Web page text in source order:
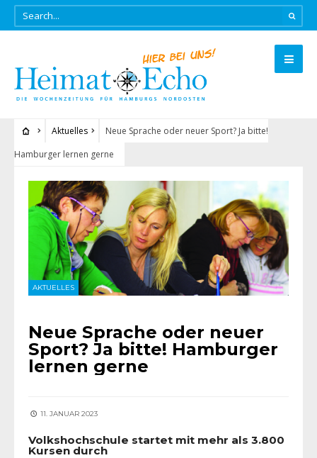
Aktuelles
Neue Sprache oder neuer Sport? Ja bitte!
Hamburger lernen gerne
AKTUELLES
Neue Sprache oder neuer
Sport? Ja bitte! Hamburger
lernen gerne
11. JANUAR 2023
Volkshochschule startet mit mehr als 3.800
Kursen durch